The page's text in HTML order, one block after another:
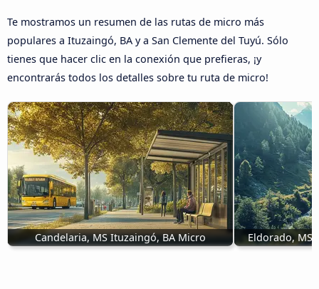
Te mostramos un resumen de las rutas de micro más
populares a Ituzaingó, BA y a San Clemente del Tuyú. Sólo
tienes que hacer clic en la conexión que prefieras, ¡y
encontrarás todos los detalles sobre tu ruta de micro!
Candelaria, MS Ituzaingó, BA Micro Eldorado, MS